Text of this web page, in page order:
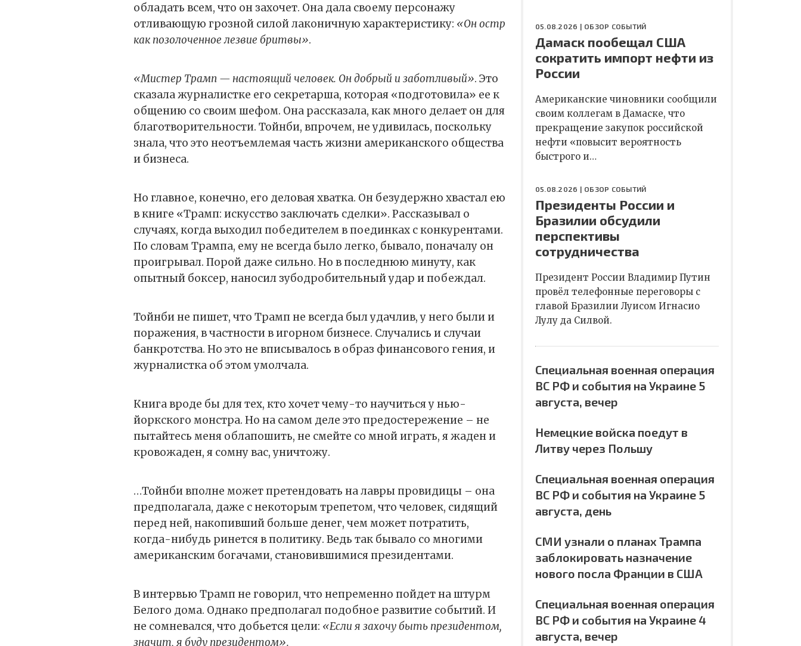
обладать всем, что он захочет. Она дала своему персонажу
отливающую грозной силой лаконичную характеристику: «Он остр
как позолоченное лезвие бритвы».
«Мистер Трамп — настоящий человек. Он добрый и заботливый». Это
сказала журналистке его секретарша, которая «подготовила» ее к
общению со своим шефом. Она рассказала, как много делает он для
благотворительности. Тойнби, впрочем, не удивилась, поскольку
знала, что это неотъемлемая часть жизни американского общества
и бизнеса.
Но главное, конечно, его деловая хватка. Он безудержно хвастал ею
в книге «Трамп: искусство заключать сделки». Рассказывал о
случаях, когда выходил победителем в поединках с конкурентами.
По словам Трампа, ему не всегда было легко, бывало, поначалу он
проигрывал. Порой даже сильно. Но в последнюю минуту, как
опытный боксер, наносил зубодробительный удар и побеждал.
Тойнби не пишет, что Трамп не всегда был удачлив, у него были и
поражения, в частности в игорном бизнесе. Случались и случаи
банкротства. Но это не вписывалось в образ финансового гения, и
журналистка об этом умолчала.
Книга вроде бы для тех, кто хочет чему-то научиться у нью-
йоркского монстра. Но на самом деле это предостережение – не
пытайтесь меня облапошить, не смейте со мной играть, я жаден и
кровожаден, я сомну вас, уничтожу.
…Тойнби вполне может претендовать на лавры провидицы – она
предполагала, даже с некоторым трепетом, что человек, сидящий
перед ней, накопивший больше денег, чем может потратить,
когда-нибудь ринется в политику. Ведь так бывало со многими
американским богачами, становившимися президентами.
В интервью Трамп не говорил, что непременно пойдет на штурм
Белого дома. Однако предполагал подобное развитие событий. И
не сомневался, что добьется цели: «Если я захочу быть президентом,
значит, я буду президентом».
05.08.2026 | ОБЗОР СОБЫТИЙ
Дамаск пообещал США
сократить импорт нефти из
России
Американские чиновники сообщили
своим коллегам в Дамаске, что
прекращение закупок российской
нефти «повысит вероятность
быстрого и…
05.08.2026 | ОБЗОР СОБЫТИЙ
Президенты России и
Бразилии обсудили
перспективы
сотрудничества
Президент России Владимир Путин
провёл телефонные переговоры с
главой Бразилии Луисом Игнасио
Лулу да Силвой.
Специальная военная операция
ВС РФ и события на Украине 5
августа, вечер
Немецкие войска поедут в
Литву через Польшу
Специальная военная операция
ВС РФ и события на Украине 5
августа, день
СМИ узнали о планах Трампа
заблокировать назначение
нового посла Франции в США
Специальная военная операция
ВС РФ и события на Украине 4
августа, вечер